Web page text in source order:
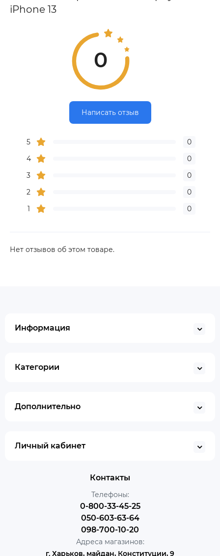
iPhone 13
0
Написать отзыв
5
0
4
0
3
0
2
0
1
0
Нет отзывов об этом товаре.
Информация
Категории
Дополнительно
Личный кабинет
Контакты
Телефоны:
0-800-33-45-25
050-603-63-64
098-700-10-20
Адреса магазинов:
г. Харьков, майдан, Конституции, 9